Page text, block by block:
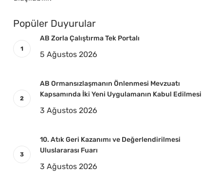
Popüler Duyurular
AB Zorla Çalıştırma Tek Portalı
5 Ağustos 2026
AB Ormansızlaşmanın Önlenmesi Mevzuatı
Kapsamında İki Yeni Uygulamanın Kabul Edilmesi
3 Ağustos 2026
10. Atık Geri Kazanımı ve Değerlendirilmesi
Uluslararası Fuarı
3 Ağustos 2026